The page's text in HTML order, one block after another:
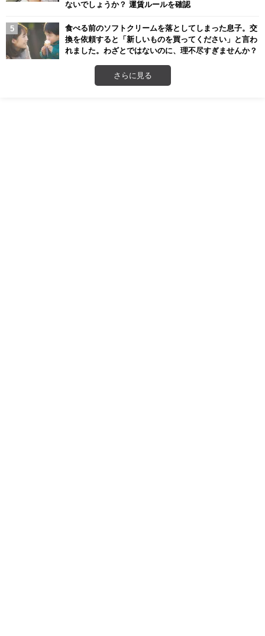
ないでしょうか？ 運賃ルールを確認
食べる前のソフトクリームを落としてしまった息子。交
換を依頼すると「新しいものを買ってください」と言わ
れました。わざとではないのに、理不尽すぎませんか？
さらに見る